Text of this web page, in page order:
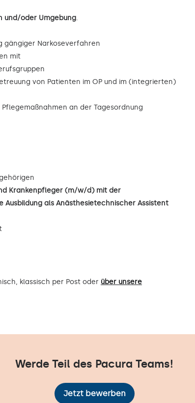
und/oder Umgebung.
gängiger Narkoseverfahren
mit
von Patienten im OP und im (integrierten)
an der Tagesordnung
Krankenpfleger (m/w/d) mit der
als Anästhesietechnischer Assistent
klassisch per Post oder über unsere
Werde Teil des Pacura Teams!
Jetzt bewerben